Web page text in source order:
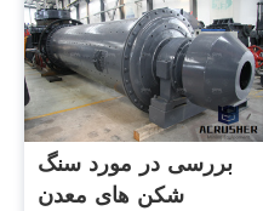
بررسی در مورد سنگ
شکن های معدن